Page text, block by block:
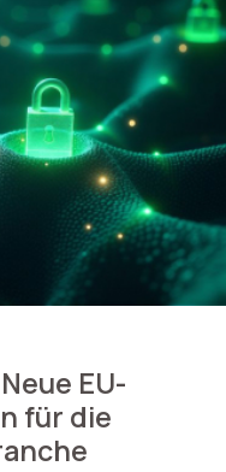
EU-
für die